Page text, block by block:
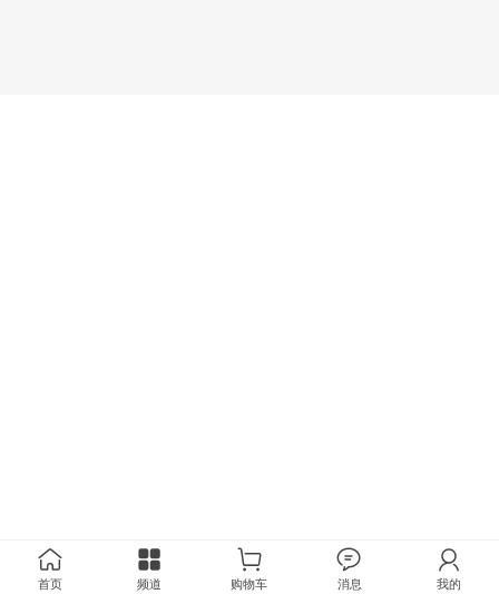
首页 频道 购物车 消息 我的